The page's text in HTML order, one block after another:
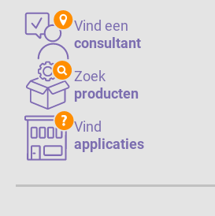
Vind een
consultant
Zoek
producten
Vind
applicaties